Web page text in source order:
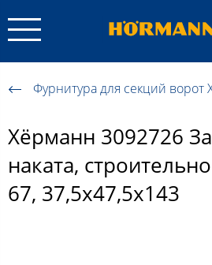
Фурнитура для секций ворот
Хёрманн 3092726
наката,
67, 37,5х47,5х143